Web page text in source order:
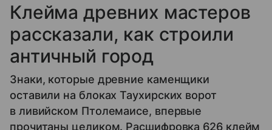
Клейма древних мастеров
рассказали, как строили
античный город
Знаки, которые древние каменщики
оставили на блоках Таухирских ворот
в ливийском Птолемаисе, впервые
прочитаны целиком. Расшифровка 626 клейм